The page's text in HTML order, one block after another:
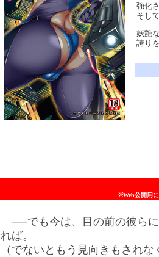
強化
そし
妖艶
誇り
※Web公開用
──でも今は、目の前の彼ら
れば。
（でないともう見向きもされ